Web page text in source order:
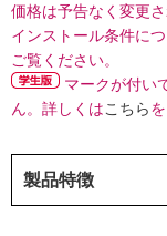
価格は予告なく変更
インストール条件に
ご覧ください。
マークが付い
ん。詳しくはこちら
製品特徴